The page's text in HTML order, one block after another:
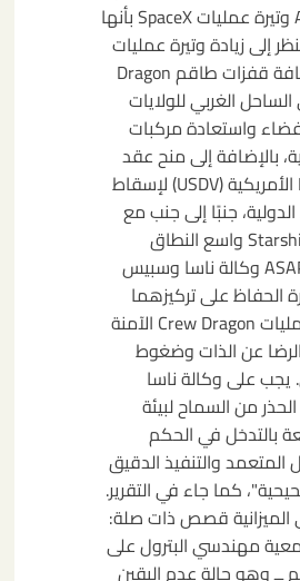
ووصفت ASAP وتيرة عمليات SpaceX بأنها
إلى زيادة وتيرة عمليات
Falcon 9، وإضافة قفزات طاقم Dragon
الغربي للولايات
واستعادة مركبات
بالإضافة إلى منح عقد
مركبة Deorbit الأمريكية (USDV) لإسقاط
جنبًا إلى جنب مع
برنامج تطوير Starship واسع النطاق
الجاري. "تحذر ASAP وكالة ناسا وسبيس
على تركيزهما
الشديد على عمليات Crew Dragon الآمنة
عن الذات وضغوط
يجب على وكالة ناسا
من السماح لبيئة
بالتدخل في الحكم
المتعمد والتنفيذ الدقيق
كما جاء في التقرير.
الميزانية قصص ذات صلة:
مهندسي البترول على
ــ وهو حالة عدم اليقين